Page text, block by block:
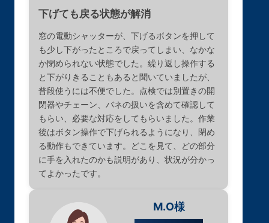
下げても戻る状態が解消
窓の電動シャッターが、下げるボタンを押して
も少し下がったところで戻ってしまい、なかな
か閉められない状態でした。繰り返し操作する
と下がりきることもあると聞いていましたが、
普段使うには不便でした。点検では別置きの開
閉器やチェーン、バネの扱いを含めて確認して
もらい、必要な対応をしてもらいました。作業
後はボタン操作で下げられるようになり、閉め
る動作もできています。どこを見て、どの部分
に手を入れたのかも説明があり、状況が分かっ
てよかったです。
M.O様